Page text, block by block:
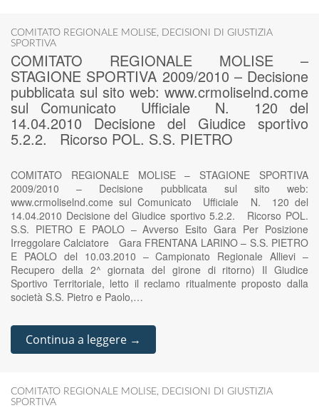
COMITATO REGIONALE MOLISE, DECISIONI DI GIUSTIZIA
SPORTIVA
COMITATO REGIONALE MOLISE –
STAGIONE SPORTIVA 2009/2010 – Decisione
pubblicata sul sito web: www.crmoliselnd.come
sul Comunicato Ufficiale N. 120 del
14.04.2010 Decisione del Giudice sportivo
5.2.2. Ricorso POL. S.S. PIETRO
COMITATO REGIONALE MOLISE – STAGIONE SPORTIVA
2009/2010 – Decisione pubblicata sul sito web:
www.crmoliselnd.come sul Comunicato Ufficiale N. 120 del
14.04.2010 Decisione del Giudice sportivo 5.2.2. Ricorso POL.
S.S. PIETRO E PAOLO – Avverso Esito Gara Per Posizione
Irreggolare Calciatore Gara FRENTANA LARINO – S.S. PIETRO
E PAOLO del 10.03.2010 – Campionato Regionale Allievi –
Recupero della 2^ giornata del girone di ritorno) Il Giudice
Sportivo Territoriale, letto il reclamo ritualmente proposto dalla
società S.S. Pietro e Paolo,…
Continua a leggere →
COMITATO REGIONALE MOLISE, DECISIONI DI GIUSTIZIA
SPORTIVA